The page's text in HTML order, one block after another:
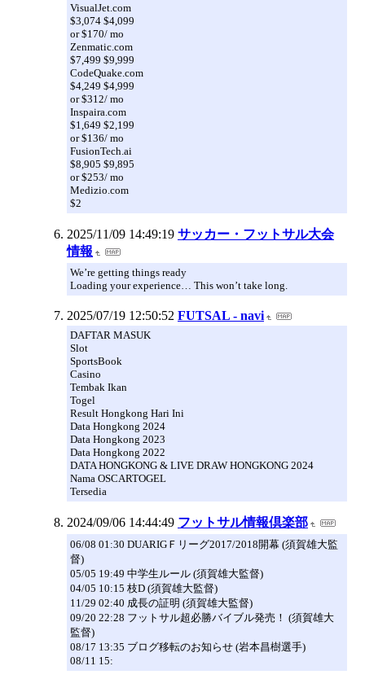
VisualJet.com
$3,074 $4,099
or $170/ mo
Zenmatic.com
$7,499 $9,999
CodeQuake.com
$4,249 $4,999
or $312/ mo
Inspaira.com
$1,649 $2,199
or $136/ mo
FusionTech.ai
$8,905 $9,895
or $253/ mo
Medizio.com
$2
2025/11/09 14:49:19 サッカー・フットサル大会
情報
We’re getting things ready
Loading your experience… This won’t take long.
2025/07/19 12:50:52 FUTSAL - navi
DAFTAR MASUK
Slot
SportsBook
Casino
Tembak Ikan
Togel
Result Hongkong Hari Ini
Data Hongkong 2024
Data Hongkong 2023
Data Hongkong 2022
DATA HONGKONG & LIVE DRAW HONGKONG 2024
Nama OSCARTOGEL
Tersedia
2024/09/06 14:44:49 フットサル情報倶楽部
06/08 01:30 DUARIGＦリーグ2017/2018開幕 (須賀雄大監
督)
05/05 19:49 中学生ルール (須賀雄大監督)
04/05 10:15 枝D (須賀雄大監督)
11/29 02:40 成長の証明 (須賀雄大監督)
09/20 22:28 フットサル超必勝バイブル発売！ (須賀雄大
監督)
08/17 13:35 ブログ移転のお知らせ (岩本昌樹選手)
08/11 15: